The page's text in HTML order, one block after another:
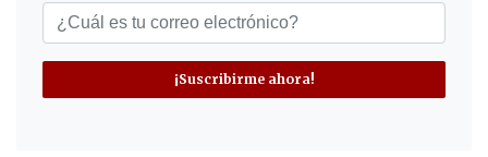
¡Suscribirme ahora!